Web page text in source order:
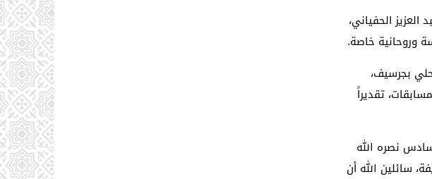
الحفياني،
وروحانية خاصة.
بجرسيف،
تقديراً
نصره الله
سائلين الله أن